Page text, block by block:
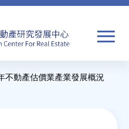
不動產估價業產業發展概況